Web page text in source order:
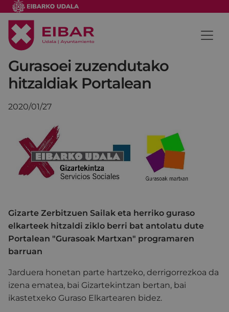
Gurasoei zuzendutako
hitzaldiak Portalean
2020/01/27
Gizarte Zerbitzuen Sailak eta herriko guraso
elkarteek hitzaldi ziklo berri bat antolatu dute
Portalean "Gurasoak Martxan" programaren
barruan
Jarduera honetan parte hartzeko, derrigorrezkoa da
izena ematea, bai Gizartekintzan bertan, bai
ikastetxeko Guraso Elkartearen bidez.